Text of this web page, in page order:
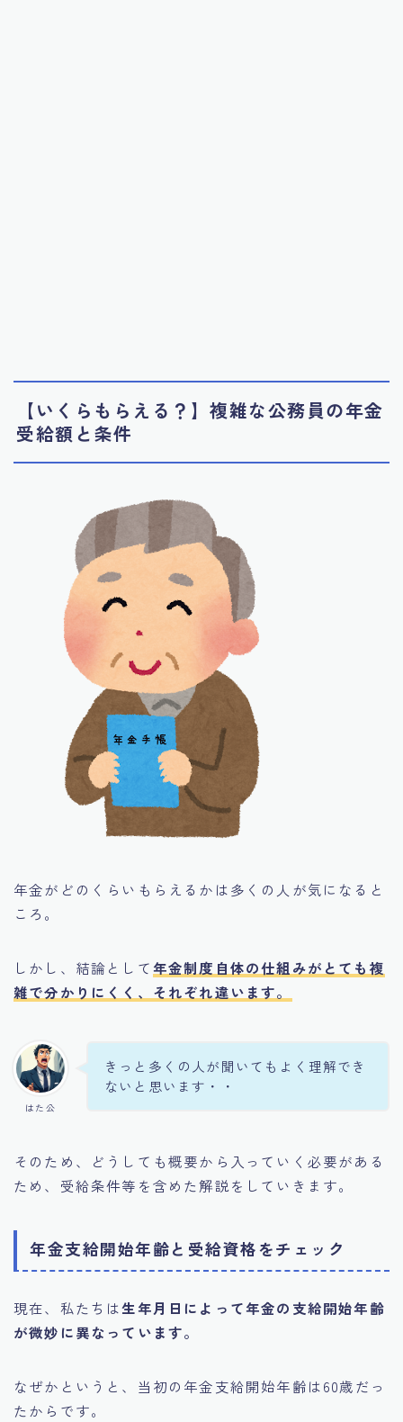
【いくらもらえる？】複雑な公務員の年金
受給額と条件
年金がどのくらいもらえるかは多くの人が気になると
ころ。
しかし、結論として年金制度自体の仕組みがとても複
雑で分かりにくく、それぞれ違います。
はた公
きっと多くの人が聞いてもよく理解でき
ないと思います・・
そのため、どうしても概要から入っていく必要がある
ため、受給条件等を含めた解説をしていきます。
年金支給開始年齢と受給資格をチェック
現在、私たちは生年月日によって年金の支給開始年齢
が微妙に異なっています。
なぜかというと、当初の年金支給開始年齢は60歳だっ
たからです。